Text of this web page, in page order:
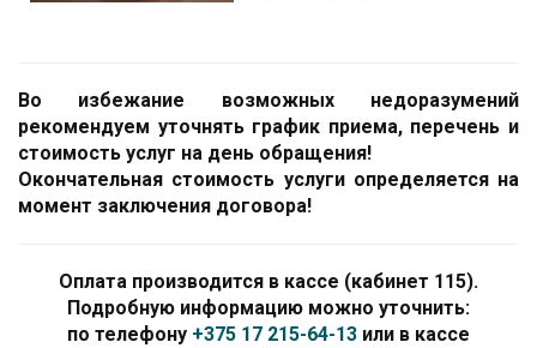
Во избежание возможных недоразумений
рекомендуем уточнять график приема, перечень и
стоимость услуг на день обращения!
Окончательная стоимость услуги определяется на
момент заключения договора!
Оплата производится в кассе (кабинет 115).
Подробную информацию можно уточнить:
по телефону +375 17 215-64-13 или в кассе